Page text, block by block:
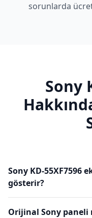
sorunlarda
Sony
Sony KD-55XF7596
gösterir?
Orijinal Sony paneli